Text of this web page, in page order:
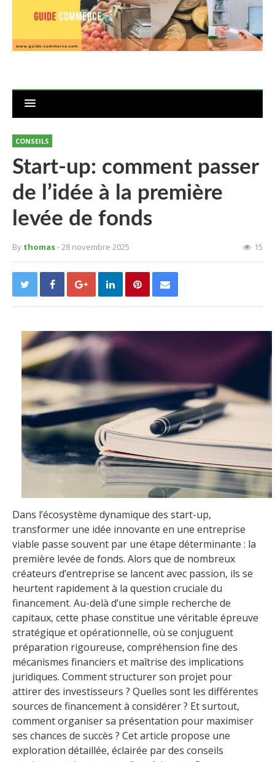
CONSEILS
Start-up: comment passer
de l’idée à la première
levée de fonds
By thomas- 28 novembre 2025 15
Dans l’écosystème dynamique des start-up,
transformer une idée innovante en une entreprise
viable passe souvent par une étape déterminante : la
première levée de fonds. Alors que de nombreux
créateurs d’entreprise se lancent avec passion, ils se
heurtent rapidement à la question cruciale du
financement. Au-delà d’une simple recherche de
capitaux, cette phase constitue une véritable épreuve
stratégique et opérationnelle, où se conjuguent
préparation rigoureuse, compréhension fine des
mécanismes financiers et maîtrise des implications
juridiques. Comment structurer son projet pour
attirer des investisseurs ? Quelles sont les différentes
sources de financement à considérer ? Et surtout,
comment organiser sa présentation pour maximiser
ses chances de succès ? Cet article propose une
exploration détaillée, éclairée par des conseils